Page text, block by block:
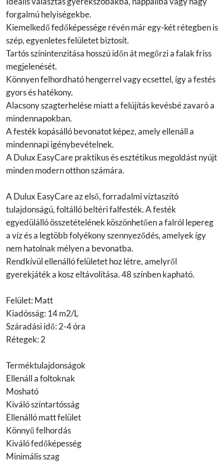
forgalmú helyiségekbe.
Kiemelkedő fedőképessége révén már egy-két rétegben is
szép, egyenletes felületet biztosít.
Tartós színintenzitása hosszú időn át megőrzi a falak friss
megjelenését.
Könnyen felhordható hengerrel vagy ecsettel, így a festés
gyors és hatékony.
Alacsony szagterhelése miatt a felújítás kevésbé zavaró a
mindennapokban.
A festék kopásálló bevonatot képez, amely ellenáll a
mindennapi igénybevételnek.
A Dulux EasyCare praktikus és esztétikus megoldást nyújt
minden modern otthon számára.
A Dulux EasyCare az első, forradalmi víztaszító
tulajdonságú, foltálló beltéri falfesték. A festék
egyedülálló összetételének köszönhetően a falról lepereg
a víz és a legtöbb folyékony szennyeződés, amelyek így
nem hatolnak mélyen a bevonatba.
Rendkívül ellenálló felületet hoz létre, amelyről
gyerekjáték a kosz eltávolítása. 48 színben kapható.
Felület: Matt
Kiadósság: 14 m2/L
Száradási idő: 2-4 óra
Rétegek: 2
Terméktulajdonságok
Ellenáll a foltoknak
Mosható
Kiváló színtartósság
Ellenálló matt felület
Könnyű felhordás
Kiváló fedőképesség
Minimális szag